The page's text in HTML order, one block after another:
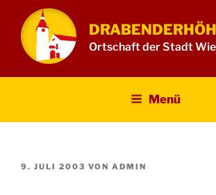
Inhalt
springen
Ortschaft der Stadt
Menü
VERÖFFENTLICHT
9. JULI 2003 VON ADMIN